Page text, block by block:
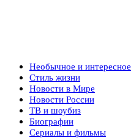
Необычное и интересное
Стиль жизни
Новости в Мире
Новости России
ТВ и шоубиз
Биографии
Сериалы и фильмы